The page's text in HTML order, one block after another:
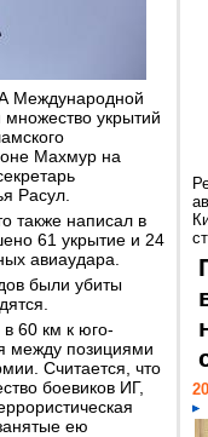
Международной
укрытий
Махмур на
Расул.
также написал в
61 укрытие и 24
авиаудара.
были убиты
60 км к юго-
между позициями
Считается, что
боевиков ИГ,
ею